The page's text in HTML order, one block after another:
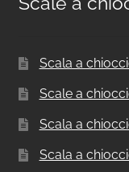
Scala a
Scale a
Scala a
Scala a